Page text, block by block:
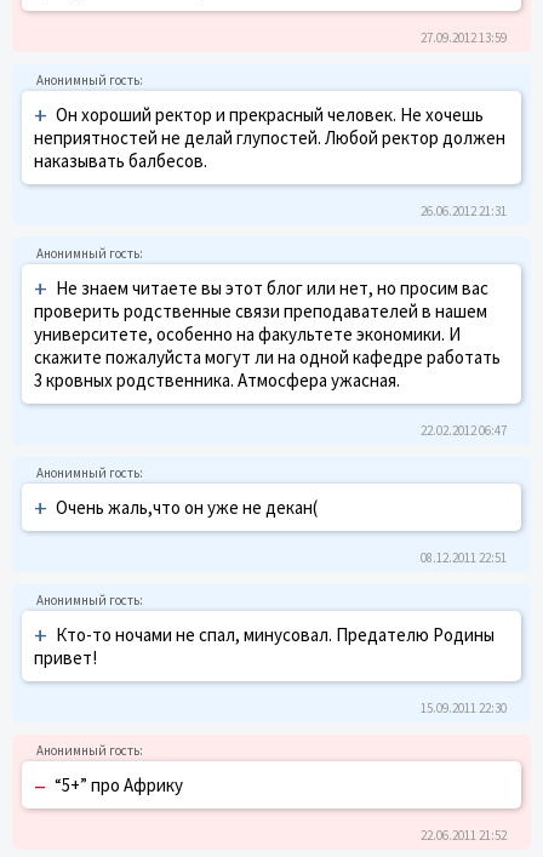
27.09.2012 13:59
+ Он хороший ректор и прекрасный человек. Не хочешь
неприятностей не делай глупостей. Любой ректор должен
наказывать балбесов.
26.06.2012 21:31
+ Не знаем читаете вы этот блог или нет, но просим вас
проверить родственные связи преподавателей в нашем
университете, особенно на факультете экономики. И
скажите пожалуйста могут ли на одной кафедре работать
3 кровных родственника. Атмосфера ужасная.
22.02.2012 06:47
+ Очень жаль,что он уже не декан(
08.12.2011 22:51
+ Кто-то ночами не спал, минусовал. Предателю Родины
привет!
15.09.2011 22:30
– “5+” про Африку
22.06.2011 21:52